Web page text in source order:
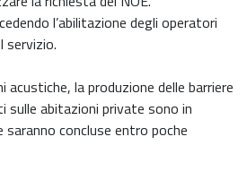
l’abilitazione degli operatori
servizio.
la produzione delle barriere
sulle abitazioni private sono in
concluse entro poche